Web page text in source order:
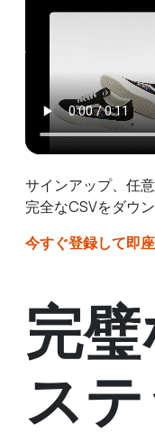
サインアップ、任
完全なCSVをダウ
今すぐ登録して即
完
ステ